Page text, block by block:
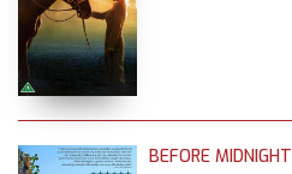
BEFORE MIDNIGHT